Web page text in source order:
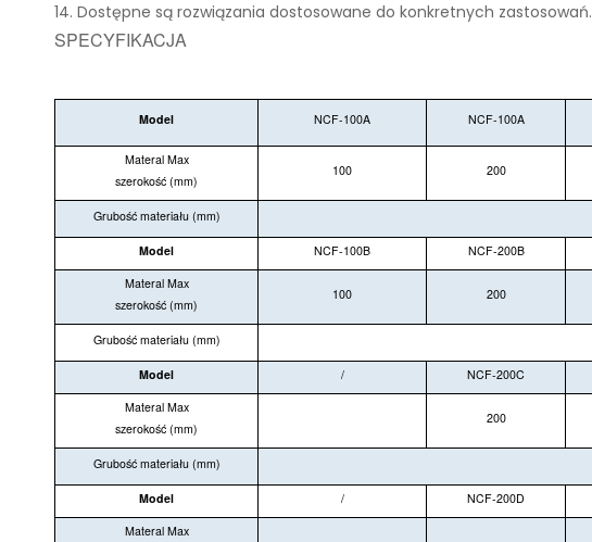
14. Dostępne są rozwiązania dostosowane do konkretnych zastosowań.
SPECYFIKACJA
Model NCF-100A NCF-100A
Materal Max
szerokość (mm)
100 200
Grubość materiału (mm)
Model NCF-100B NCF-200B
Materal Max
szerokość (mm)
100 200
Grubość materiału (mm)
Model / NCF-200C
Materal Max
szerokość (mm)
200
Grubość materiału (mm)
Model / NCF-200D
Materal Max